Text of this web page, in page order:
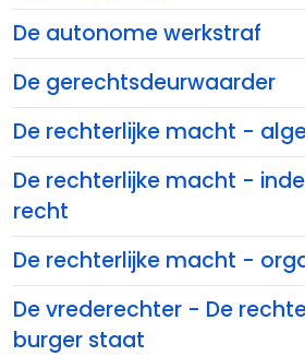
De autonome werkstraf
De gerechtsdeurwaarder
De rechterlijke macht -
De rechterlijke macht -
recht
De rechterlijke macht -
De vrederechter - De
burger staat